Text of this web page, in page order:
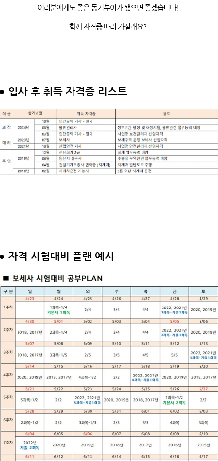
여러분에게도 좋은 동기부여가 됐으면 좋겠습니다!
함께 자격증 따러 가실래요?
입사 후 취득 자격증 리스트
자격 시험대비 플랜 예시